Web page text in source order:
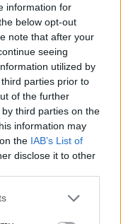
information for
below opt-out
note that after your
seeing
utilized by
parties prior to
of the further
third parties on the
information may
the IAB’s List of
disclose it to other
ne kartą ir ne du ir
apie savo
palikti gimtuosius